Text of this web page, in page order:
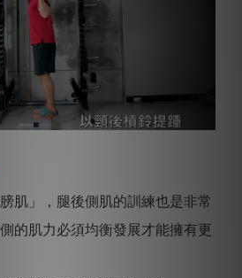
肌」，腿後側肌的訓練也是非常
的肌力必須均衡發展才能擁有更